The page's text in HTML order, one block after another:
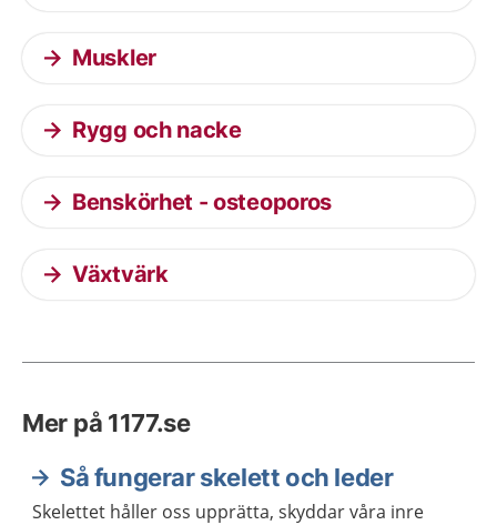
Muskler
Rygg och nacke
Benskörhet - osteoporos
Växtvärk
Mer på 1177.se
Så fungerar skelett och leder
Skelettet håller oss upprätta, skyddar våra inre